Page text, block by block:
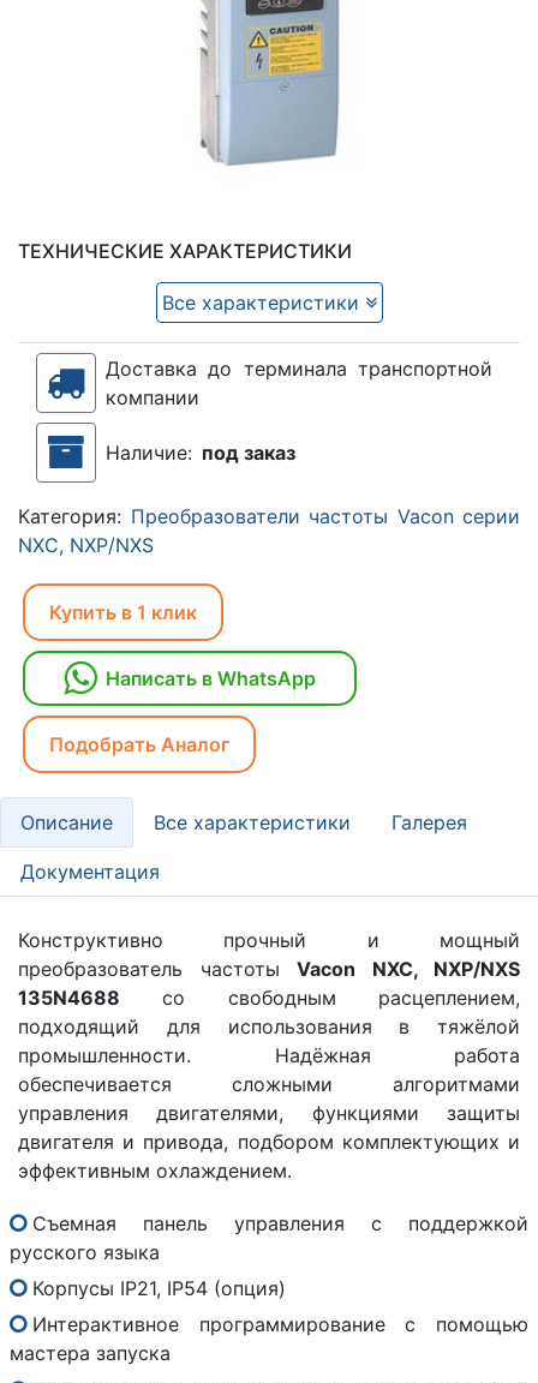
ТЕХНИЧЕСКИЕ ХАРАКТЕРИСТИКИ
Все характеристики
Доставка до терминала транспортной
компании
Наличие: под заказ
Категория: Преобразователи частоты Vacon серии
NXC, NXP/NXS
Купить в 1 клик
Написать в WhatsApp
Подобрать Аналог
Описание Все характеристики Галерея
Документация
Конструктивно прочный и мощный
преобразователь частоты Vacon NXC, NXP/NXS
135N4688 со свободным расцеплением,
подходящий для использования в тяжёлой
промышленности. Надёжная работа
обеспечивается сложными алгоритмами
управления двигателями, функциями защиты
двигателя и привода, подбором комплектующих и
эффективным охлаждением.
Съемная панель управления с поддержкой
русского языка
Корпусы IP21, IP54 (опция)
Интерактивное программирование с помощью
мастера запуска